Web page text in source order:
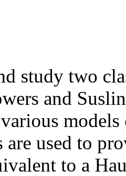
study two
and
are used to
to a